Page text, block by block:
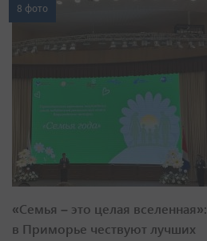
8 фото
«Семья – это целая вселенная»:
в Приморье чествуют лучших